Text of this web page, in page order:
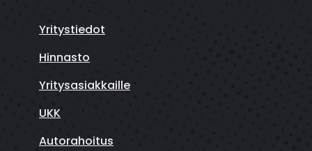
Yritystiedot
Hinnasto
Yritysasiakkaille
UKK
Autorahoitus